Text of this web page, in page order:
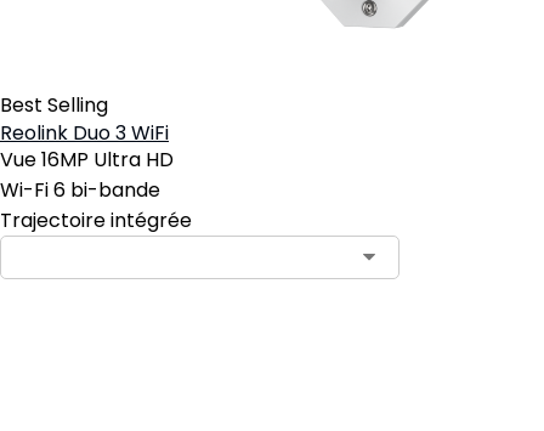
Best Selling
Reolink Duo 3 WiFi
Vue 16MP Ultra HD
Wi-Fi 6 bi-bande
Trajectoire intégrée